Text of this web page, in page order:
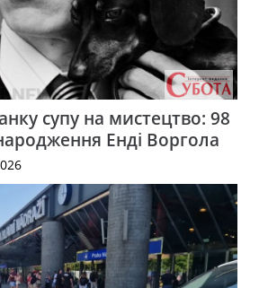
супу на мистецтво: 98
Енді Воргола